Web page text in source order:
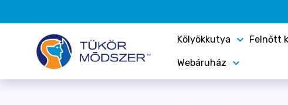
Kölyökkutya Felnőtt
Webáruház